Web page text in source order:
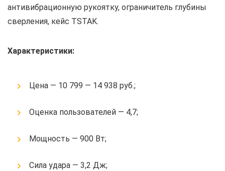
антивибрационную рукоятку, ограничитель глубины
сверления, кейс TSTAK.
Характеристики:
Цена — 10 799 — 14 938 руб.;
Оценка пользователей — 4,7;
Мощность — 900 Вт;
Сила удара — 3,2 Дж;